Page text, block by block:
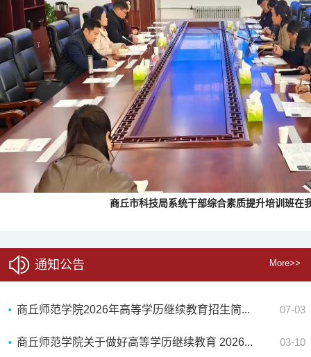
商丘市科技局系统干部综合素质提升培训班在
通知公告 More>>
商丘师范学院2026年高等学历继续教育招生简... 07-03
商丘师范学院关于做好高等学历继续教育 2026... 03-10